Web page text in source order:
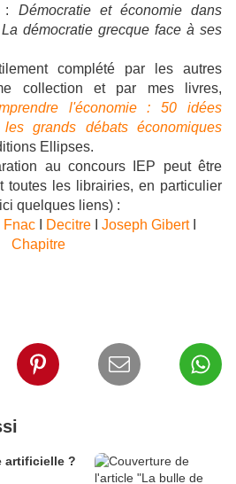
: Démocratie et économie dans
La démocratie grecque face à ses
complété par les autres
collection et par mes livres,
l'économie : 50 idées
les grands débats économiques
Ellipses.
au concours IEP peut être
toutes les librairies, en particulier
quelques liens) :
Fnac Decitre Joseph GibertI
Chapitre
artificielle ?